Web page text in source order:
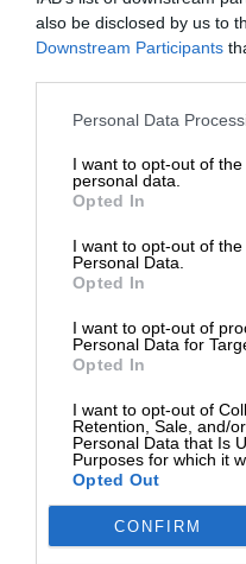
also be disclosed by us to
Downstream Participants
Personal Data
I want to opt-out of
personal data.
Opted In
I want to opt-out of
Personal Data.
Opted In
I want to opt-out of
Personal Data for
Opted In
I want to opt-out of
Retention, Sale, and/
Personal Data that Is
Purposes for which it
Opted Out
CONFIRM
Czas realizacji
W celu potwierdzenia
kontakt, w celu weryfikacji.
Bateria może być
Dell Inspiron 7591
Dell Precision 5520
Dell Precision 5520
BERLINETTA P CFL BTX
Dell Precision 5530
Dell Precision 5540